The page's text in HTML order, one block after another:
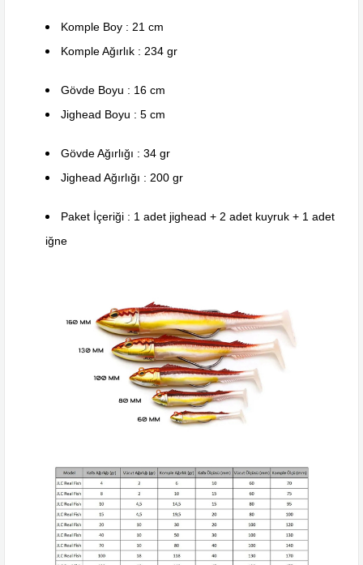
Komple Boy : 21 cm
Komple Ağırlık : 234 gr
Gövde Boyu : 16 cm
Jighead Boyu : 5 cm
Gövde Ağırlığı : 34 gr
Jighead Ağırlığı : 200 gr
Paket İçeriği : 1 adet jighead + 2 adet kuyruk + 1 adet
iğne